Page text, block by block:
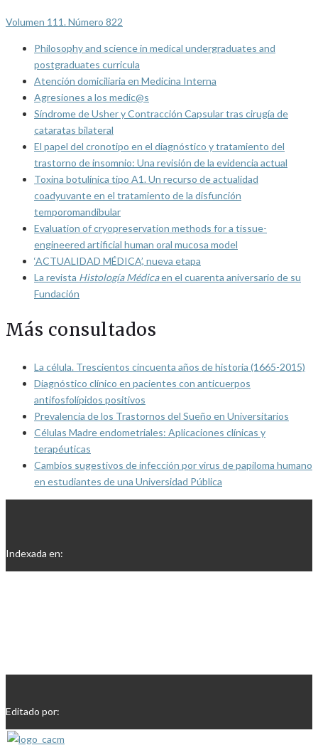
Volumen 111. Número 822
Philosophy and science in medical undergraduates and
postgraduates curricula
Atención domiciliaria en Medicina Interna
Agresiones a los medic@s
Síndrome de Usher y Contracción Capsular tras cirugía de
cataratas bilateral
El papel del cronotipo en el diagnóstico y tratamiento del
trastorno de insomnio: Una revisión de la evidencia actual
Toxina botulínica tipo A1. Un recurso de actualidad
coadyuvante en el tratamiento de la disfunción
temporomandibular
Evaluation of cryopreservation methods for a tissue-
engineered artificial human oral mucosa model
‘ACTUALIDAD MÉDICA’, nueva etapa
La revista Histología Médicaen el cuarenta aniversario de su
Fundación
Más consultados
La célula. Trescientos cincuenta años de historia (1665-2015)
Diagnóstico clínico en pacientes con anticuerpos
antifosfolípidos positivos
Prevalencia de los Trastornos del Sueño en Universitarios
Células Madre endometriales: Aplicaciones clínicas y
terapéuticas
Cambios sugestivos de infección por virus de papiloma humano
en estudiantes de una Universidad Pública
Indexada en:
Editado por: